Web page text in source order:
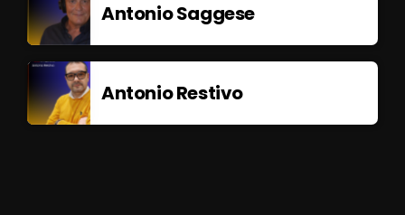
Antonio Saggese
Antonio Restivo